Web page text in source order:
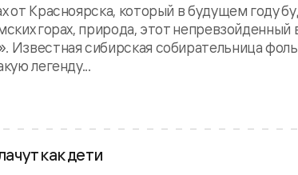
от Красноярска, который в будущем году
горах, природа, этот
Известная сибирская собирательница
легенду...
как дети